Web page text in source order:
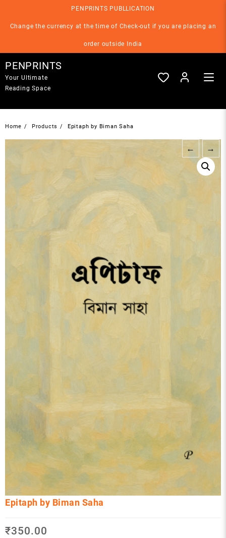
content
PENPRINTS PUBLLICATION
Change the currency at the time of Check-out if you are placing an
order outside India
PENPRINTS
Your Ultimate
Reading Space
Home Products Epitaph by Biman Saha
← →
Epitaph by Biman Saha
₹350.00